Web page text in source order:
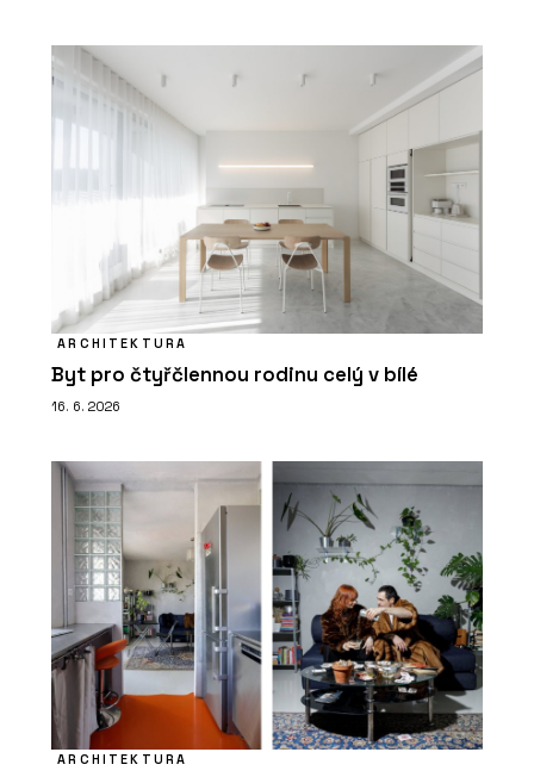
ARCHITEKTURA
Byt pro čtyřčlennou rodinu celý v bílé
16. 6. 2026
ARCHITEKTURA